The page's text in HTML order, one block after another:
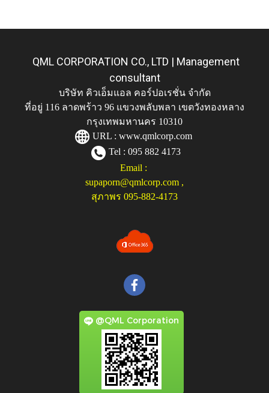
QML CORPORATION CO., LTD | Management
consultant
บริษัท คิวเอ็มแอล คอร์ปอเรชั่น จำกัด
ที่อยู่ 116 ลาดพร้าว 96 แขวงพลับพลา เขตวังทองหลาง
กรุงเทพมหานคร 10310
URL : www.qmlcorp.com
Tel : 095 882 4173
Email :
supaporn@qmlcorp.com ,
สุภาพร 095-882-4173
@QML Corporation